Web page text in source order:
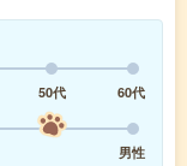
50代
60代
男性